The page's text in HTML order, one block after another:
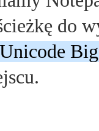
do
Unicode